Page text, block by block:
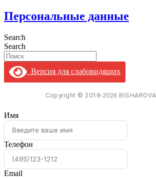
Персональные данные
Search
Search
Версия для слабовидящих
Имя
Телефон
Email